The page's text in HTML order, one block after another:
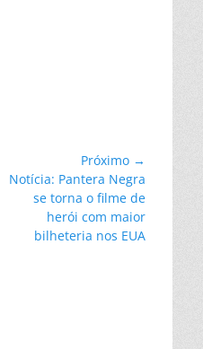
Próximo →
Próximo
Notícia: Pantera Negra
se torna o filme de
herói com maior
bilheteria nos EUA